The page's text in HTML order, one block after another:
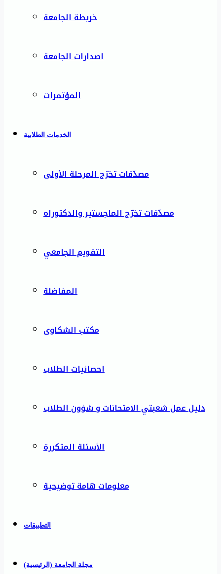
خريطة الجامعة
اصدارات الجامعة
المؤتمرات
الخدمات الطلابية
مصدّقات تخرّج المرحلة الأولى
مصدّقات تخرّج الماجستير والدكتوراه
التقويم الجامعي
المفاضلة
مكتب الشكاوى
احصائيات الطلاب
دليل عمل شعبتي الامتحانات و شؤون الطلاب
الأسئلة المتكررة
معلومات هامة توضيحية
التطبيقات
مجلة الجامعة (الرئيسية)